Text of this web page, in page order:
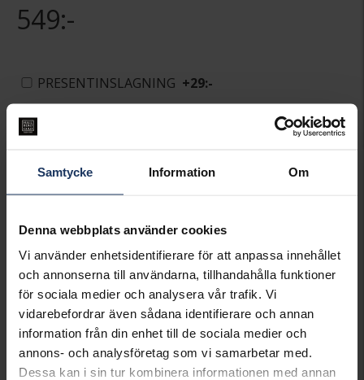
Samtycke Information Om
Denna webbplats använder cookies
Vi använder enhetsidentifierare för att anpassa innehållet
och annonserna till användarna, tillhandahålla funktioner
för sociala medier och analysera vår trafik. Vi
vidarebefordrar även sådana identifierare och annan
information från din enhet till de sociala medier och
annons- och analysföretag som vi samarbetar med.
Dessa kan i sin tur kombinera informationen med annan
549:-
PRESENTINSLAGNING +29:-
LÄGG I VARUKORGEN
Lagervara.
Leveranstid 3-7 arbetsdagar.
MODELL
791817PCZ
MATERIAL
Silver
STEN/PÄRLA
Kubisk Zirkonia
Matchande produkter och andra varianter